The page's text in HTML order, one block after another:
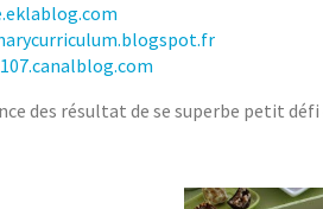
des résultat de se superbe petit